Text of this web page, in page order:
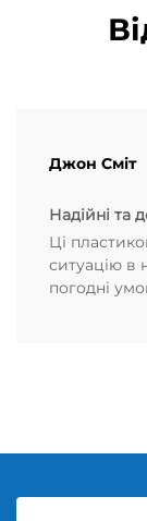
Джон Сміт
Надійні та
Ці
ситуацію в
погодні